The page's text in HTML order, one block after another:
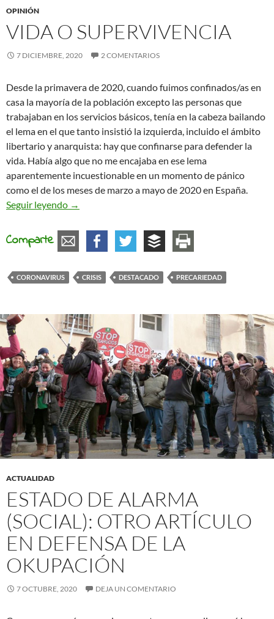
OPINIÓN
VIDA O SUPERVIVENCIA
7 DICIEMBRE, 2020 2 COMENTARIOS
Desde la primavera de 2020, cuando fuimos confinados/as en
casa la mayoría de la población excepto las personas que
trabajaban en los servicios básicos, tenía en la cabeza bailando
el lema en el que tanto insistió la izquierda, incluido el ámbito
libertario y anarquista: hay que confinarse para defender la
vida. Había algo que no me encajaba en ese lema
aparentemente incuestionable en un momento de pánico
como el de los meses de marzo a mayo de 2020 en España.
Seguir leyendo Vida o supervivencia
→
Comparte
CORONAVIRUS CRISIS DESTACADO PRECARIEDAD
ACTUALIDAD
ESTADO DE ALARMA
(SOCIAL): OTRO ARTÍCULO
EN DEFENSA DE LA
OKUPACIÓN
7 OCTUBRE, 2020 DEJA UN COMENTARIO